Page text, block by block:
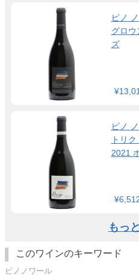
ピノ
グロ
ズ
ピノ
トリ
2021
もっ
このワインのキーワード
ピノノワール